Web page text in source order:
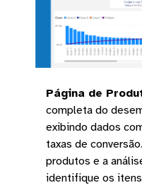
Página de
completa do
exibindo dados
taxas de
produtos e a
identifique os